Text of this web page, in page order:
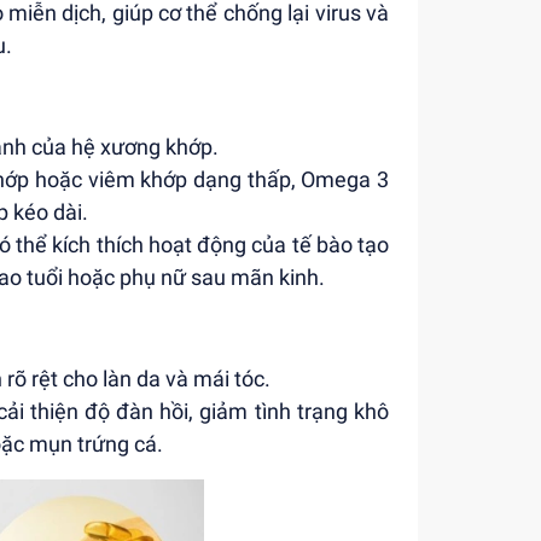
dịch, giúp cơ thể chống lại virus và
của hệ xương khớp.
hoặc viêm khớp dạng thấp, Omega 3
kéo dài.
thể kích thích hoạt động của tế bào tạo
tuổi hoặc phụ nữ sau mãn kinh.
rệt cho làn da và mái tóc.
thiện độ đàn hồi, giảm tình trạng khô
mụn trứng cá.